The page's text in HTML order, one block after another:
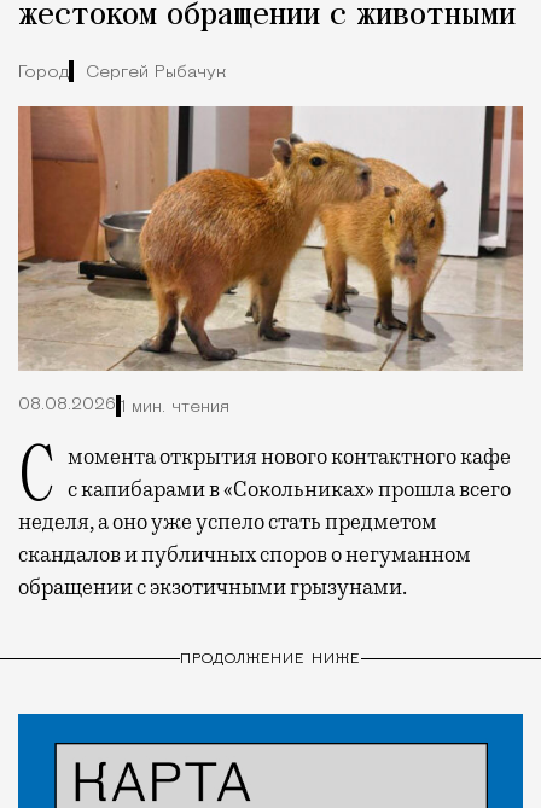
жестоком обращении с животными
Город Сергей Рыбачук
08.08.2026 1 мин. чтения
С момента открытия нового контактного кафе с капибарами в «Сокольниках» прошла всего
неделя, а оно уже успело стать предметом
скандалов и публичных споров о негуманном
обращении с экзотичными грызунами.
ПРОДОЛЖЕНИЕ НИЖЕ